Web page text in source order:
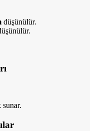
düşünülür.